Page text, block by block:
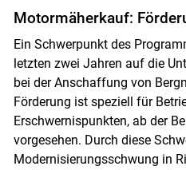
Motormäherkauf:
Ein Schwerpunkt des
letzten zwei Jahren auf die
bei der Anschaffung von
Förderung ist speziell für
Erschwernispunkten, ab der
vorgesehen. Durch diese
Modernisierungsschwung in